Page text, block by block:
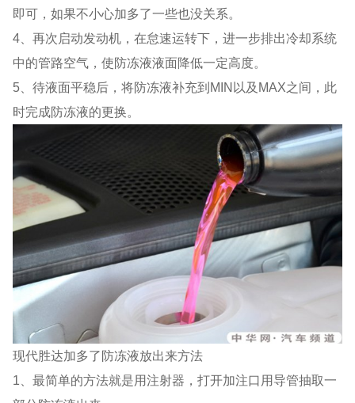
即可，如果不小心加多了一些也没关系。
4、再次启动发动机，在怠速运转下，进一步排出冷却系统
中的管路空气，使防冻液液面降低一定高度。
5、待液面平稳后，将防冻液补充到MIN以及MAX之间，此
时完成防冻液的更换。
现代胜达加多了防冻液放出来方法
1、最简单的方法就是用注射器，打开加注口用导管抽取一